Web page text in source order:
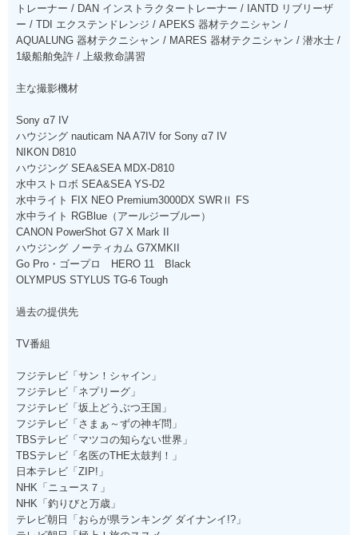
トレーナー / DAN インストラクタートレーナー / IANTD リブリーザ
ー / TDI エクステンドレンジ / APEKS 器材テクニシャン /
AQUALUNG 器材テクニシャン / MARES 器材テクニシャン / 潜水士 /
1級船舶免許 / 上級救命講習
主な撮影機材
Sony α7 IV
ハウジング nauticam NA A7IV for Sony α7 IV
NIKON D810
ハウジング SEA&SEA MDX-D810
水中ストロボ SEA&SEA YS-D2
水中ライト FIX NEO Premium3000DX SWRⅡ FS
水中ライト RGBlue（アールジーブルー）
CANON PowerShot G7 X Mark II
ハウジング ノーティカム G7XMKII
Go Pro・ゴープロ HERO 11 Black
OLYMPUS STYLUS TG-6 Tough
過去の提供先
TV番組
フジテレビ「サン！シャイン」
フジテレビ「ネプリーグ」
フジテレビ「坂上どうぶつ王国」
フジテレビ「さまぁ～ずの神ギ問」
TBSテレビ「マツコの知らない世界」
TBSテレビ「名医のTHE太鼓判！」
日本テレビ「ZIP!」
NHK「ニュース７」
NHK「釣りびと万歳」
テレビ朝日「おらが県ランキング ダイナンイ!?」